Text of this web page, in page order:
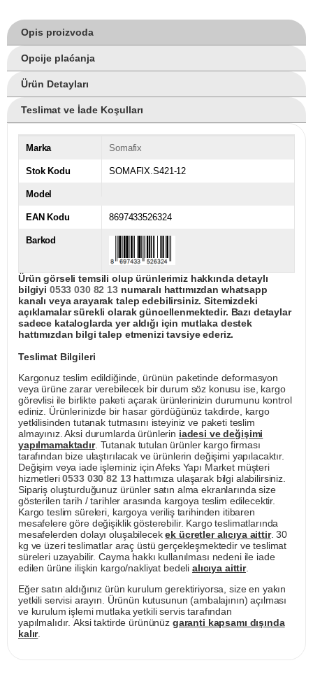
Opis proizvoda
Opcije plaćanja
Ürün Detayları
Teslimat ve İade Koşulları
Marka Somafix
Stok Kodu SOMAFIX.S421-12
Model
EAN Kodu 8697433526324
Barkod
Ürün görseli temsili olup ürünlerimiz hakkında detaylı
bilgiyi 0533 030 82 13numaralı hattımızdan whatsapp
kanalı veya arayarak talep edebilirsiniz. Sitemizdeki
açıklamalar sürekli olarak güncellenmektedir. Bazı detaylar
sadece kataloglarda yer aldığı için mutlaka destek
hattımızdan bilgi talep etmenizi tavsiye ederiz.
Teslimat Bilgileri
Kargonuz teslim edildiğinde, ürünün paketinde deformasyon
veya ürüne zarar verebilecek bir durum söz konusu ise, kargo
görevlisi ile birlikte paketi açarak ürünlerinizin durumunu kontrol
ediniz. Ürünlerinizde bir hasar gördüğünüz takdirde, kargo
yetkilisinden tutanak tutmasını isteyiniz ve paketi teslim
almayınız. Aksi durumlarda ürünlerin iadesi ve değişimi
yapılmamaktadır. Tutanak tutulan ürünler kargo firması
tarafından bize ulaştırılacak ve ürünlerin değişimi yapılacaktır.
Değişim veya iade işleminiz için Afeks Yapı Market müşteri
hizmetleri0533 030 82 13hattımıza ulaşarak bilgi alabilirsiniz.
Sipariş oluşturduğunuz ürünler satın alma ekranlarında size
gösterilen tarih / tarihler arasında kargoya teslim edilecektir.
Kargo teslim süreleri, kargoya veriliş tarihinden itibaren
mesafelere göre değişiklik gösterebilir. Kargo teslimatlarında
mesafelerden dolayı oluşabilecekek ücretler alıcıya aittir. 30
kg ve üzeri teslimatlar araç üstü gerçekleşmektedir ve teslimat
süreleri uzayabilir. Cayma hakkı kullanılması nedeni ile iade
edilen ürüne ilişkin kargo/nakliyat bedeli alıcıya aittir.
Eğer satın aldığınız ürün kurulum gerektiriyorsa, size en yakın
yetkili servisi arayın. Ürünün kutusunun (ambalajının) açılması
ve kurulum işlemi mutlaka yetkili servis tarafından
yapılmalıdır. Aksi taktirde ürününüz garanti kapsamı dışında
kalır.